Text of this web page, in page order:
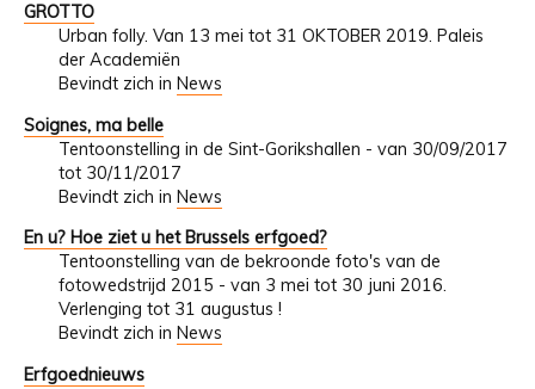
GROTTO
Urban folly. Van 13 mei tot 31 OKTOBER 2019. Paleis
der Academiën
Bevindt zich in News
Soignes, ma belle
Tentoonstelling in de Sint-Gorikshallen - van 30/09/2017
tot 30/11/2017
Bevindt zich in News
En u? Hoe ziet u het Brussels erfgoed?
Tentoonstelling van de bekroonde foto's van de
fotowedstrijd 2015 - van 3 mei tot 30 juni 2016.
Verlenging tot 31 augustus !
Bevindt zich in News
Erfgoednieuws